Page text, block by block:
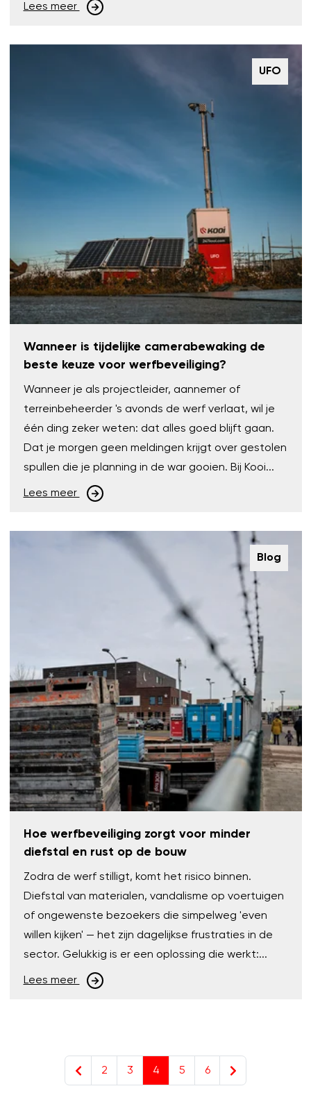
Lees meer
UFO
Wanneer is tijdelijke camerabewaking de
beste keuze voor werfbeveiliging?
Wanneer je als projectleider, aannemer of
terreinbeheerder 's avonds de werf verlaat, wil je
één ding zeker weten: dat alles goed blijft gaan.
Dat je morgen geen meldingen krijgt over gestolen
spullen die je planning in de war gooien. Bij Kooi...
Lees meer
Blog
Hoe werfbeveiliging zorgt voor minder
diefstal en rust op de bouw
Zodra de werf stilligt, komt het risico binnen.
Diefstal van materialen, vandalisme op voertuigen
of ongewenste bezoekers die simpelweg 'even
willen kijken' — het zijn dagelijkse frustraties in de
sector. Gelukkig is er een oplossing die werkt:...
Lees meer
2 3 4 5 6